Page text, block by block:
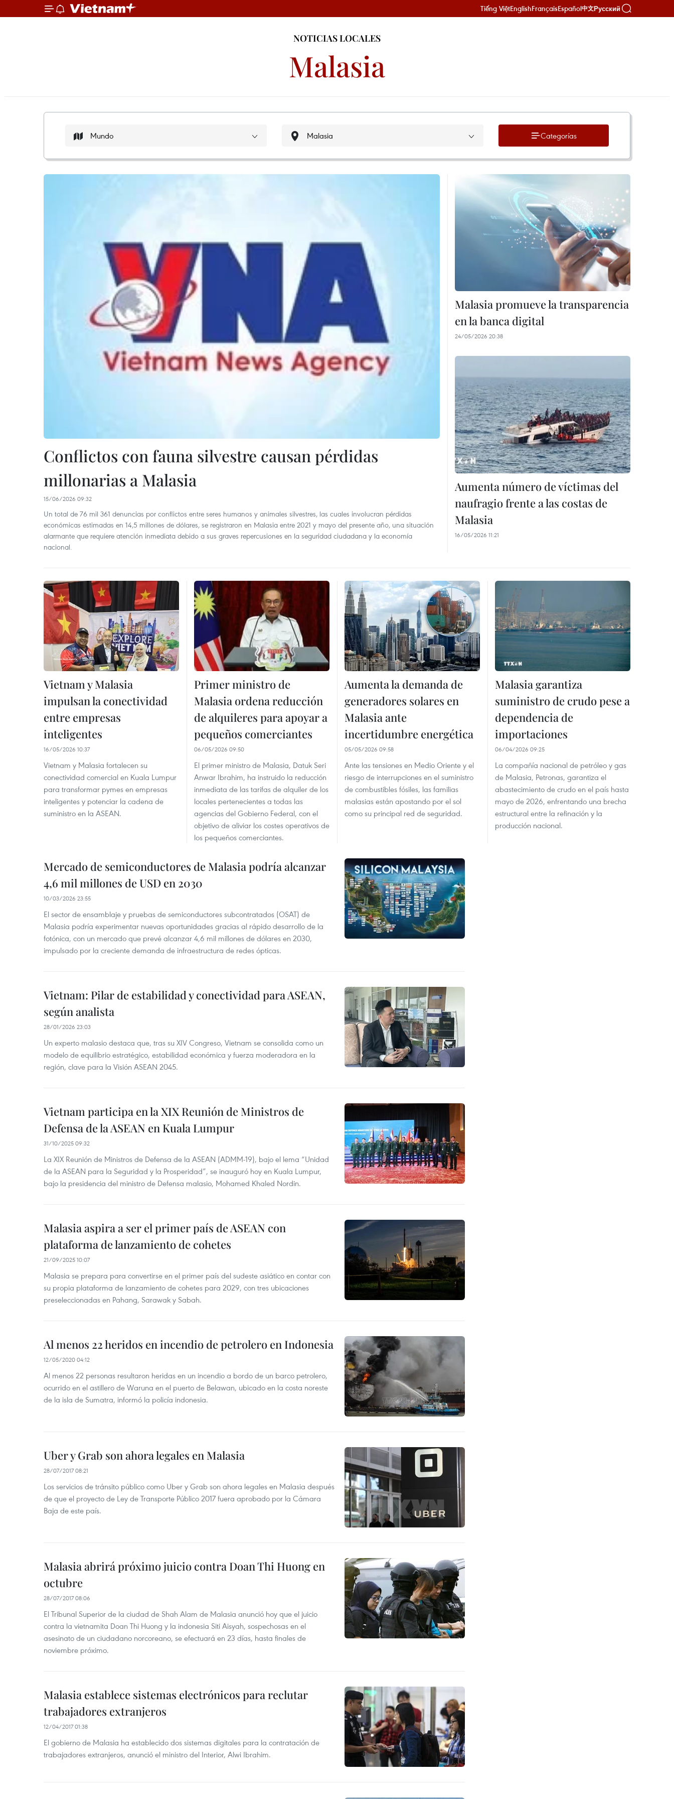
Tiếng ViệtEnglishFrançaisEspañol中文Русский
NOTICIAS LOCALES
Malasia
Categorías
Conflictos con fauna silvestre causan pérdidas
millonarias a Malasia
15/06/2026 09:32
Un total de 76 mil 361 denuncias por conflictos entre seres humanos y animales silvestres, las cuales involucran pérdidas
económicas estimadas en 14,5 millones de dólares, se registraron en Malasia entre 2021 y mayo del presente año, una situación
alarmante que requiere atención inmediata debido a sus graves repercusiones en la seguridad ciudadana y la economía
nacional.
Malasia promueve la transparencia
en la banca digital
24/05/2026 20:38
Aumenta número de víctimas del
naufragio frente a las costas de
Malasia
16/05/2026 11:21
Vietnam y Malasia
impulsan la conectividad
entre empresas
inteligentes
16/05/2026 10:37
Vietnam y Malasia fortalecen su
conectividad comercial en Kuala Lumpur
para transformar pymes en empresas
inteligentes y potenciar la cadena de
suministro en la ASEAN.
Primer ministro de
Malasia ordena reducción
de alquileres para apoyar a
pequeños comerciantes
06/05/2026 09:50
El primer ministro de Malasia, Datuk Seri
Anwar Ibrahim, ha instruido la reducción
inmediata de las tarifas de alquiler de los
locales pertenecientes a todas las
agencias del Gobierno Federal, con el
objetivo de aliviar los costes operativos de
los pequeños comerciantes.
Aumenta la demanda de
generadores solares en
Malasia ante
incertidumbre energética
05/05/2026 09:58
Ante las tensiones en Medio Oriente y el
riesgo de interrupciones en el suministro
de combustibles fósiles, las familias
malasias están apostando por el sol
como su principal red de seguridad.
Malasia garantiza
suministro de crudo pese a
dependencia de
importaciones
06/04/2026 09:25
La compañía nacional de petróleo y gas
de Malasia, Petronas, garantiza el
abastecimiento de crudo en el país hasta
mayo de 2026, enfrentando una brecha
estructural entre la refinación y la
producción nacional.
Mercado de semiconductores de Malasia podría alcanzar
4,6 mil millones de USD en 2030
10/03/2026 23:55
El sector de ensamblaje y pruebas de semiconductores subcontratados (OSAT) de
Malasia podría experimentar nuevas oportunidades gracias al rápido desarrollo de la
fotónica, con un mercado que prevé alcanzar 4,6 mil millones de dólares en 2030,
impulsado por la creciente demanda de infraestructura de redes ópticas.
Vietnam: Pilar de estabilidad y conectividad para ASEAN,
según analista
28/01/2026 23:03
Un experto malasio destaca que, tras su XIV Congreso, Vietnam se consolida como un
modelo de equilibrio estratégico, estabilidad económica y fuerza moderadora en la
región, clave para la Visión ASEAN 2045.
Vietnam participa en la XIX Reunión de Ministros de
Defensa de la ASEAN en Kuala Lumpur
31/10/2025 09:32
La XIX Reunión de Ministros de Defensa de la ASEAN (ADMM-19), bajo el lema “Unidad
de la ASEAN para la Seguridad y la Prosperidad”, se inauguró hoy en Kuala Lumpur,
bajo la presidencia del ministro de Defensa malasio, Mohamed Khaled Nordin.
Malasia aspira a ser el primer país de ASEAN con
plataforma de lanzamiento de cohetes
21/09/2025 10:07
Malasia se prepara para convertirse en el primer país del sudeste asiático en contar con
su propia plataforma de lanzamiento de cohetes para 2029, con tres ubicaciones
preseleccionadas en Pahang, Sarawak y Sabah.
Al menos 22 heridos en incendio de petrolero en Indonesia
12/05/2020 04:12
Al menos 22 personas resultaron heridas en un incendio a bordo de un barco petrolero,
ocurrido en el astillero de Waruna en el puerto de Belawan, ubicado en la costa noreste
de la isla de Sumatra, informó la policía indonesia.
Uber y Grab son ahora legales en Malasia
28/07/2017 08:21
Los servicios de tránsito público como Uber y Grab son ahora legales en Malasia después
de que el proyecto de Ley de Transporte Público 2017 fuera aprobado por la Cámara
Baja de este país.
Malasia abrirá próximo juicio contra Doan Thi Huong en
octubre
28/07/2017 08:06
El Tribunal Superior de la ciudad de Shah Alam de Malasia anunció hoy que el juicio
contra la vietnamita Doan Thi Huong y la indonesia Siti Aisyah, sospechosas en el
asesinato de un ciudadano norcoreano, se efectuará en 23 días, hasta finales de
noviembre próximo.
Malasia establece sistemas electrónicos para reclutar
trabajadores extranjeros
12/04/2017 01:38
El gobierno de Malasia ha establecido dos sistemas digitales para la contratación de
trabajadores extranjeros, anunció el ministro del Interior, Alwi Ibrahim.